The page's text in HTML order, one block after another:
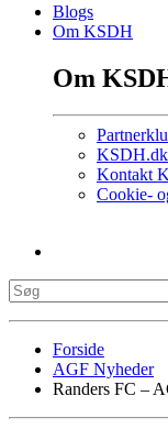
Blogs
Om KSDH
Om
Kontakt
Cookie-
Forside
AGF Nyheder
Randers FC –